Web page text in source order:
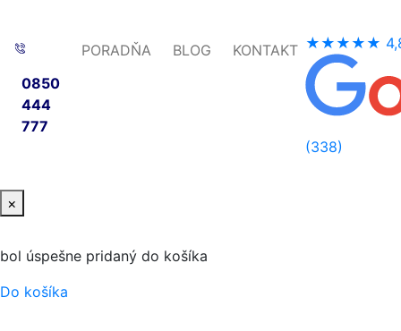
0850
444
777
PORADŇA BLOG KONTAKT ★★★★★
(338)
×
bol úspešne pridaný do košíka
Do košíka